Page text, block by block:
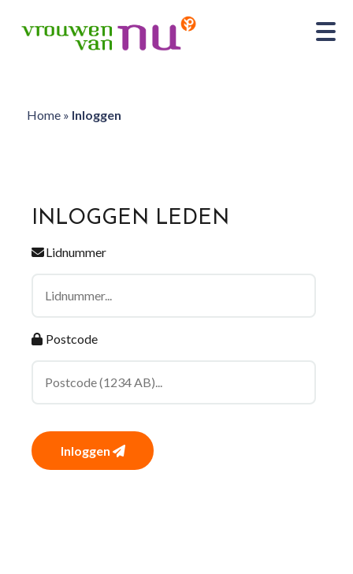
Home» Inloggen
INLOGGEN LEDEN
Lidnummer
Postcode
Inloggen